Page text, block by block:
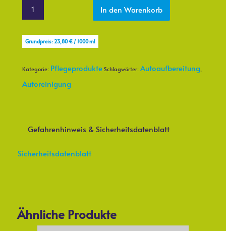
In den Warenkorb
Grundpreis:23,80€/ 1000ml
Kategorie: Pflegeprodukte Schlagwörter: Autoaufbereitung,
Autoreinigung
Gefahrenhinweis & Sicherheitsdatenblatt
Sicherheitsdatenblatt
Ähnliche Produkte